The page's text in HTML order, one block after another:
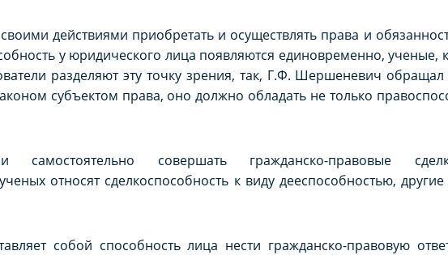
действиями приобретать и осуществлять права и
у юридического лица появляются единовременно, ученые,
разделяют эту точку зрения, так, Г.Ф. Шершеневич
субъектом права, оно должно обладать не только
самостоятельно совершать гражданско-правовые
относят сделкоспособность к виду дееспособностью,
собой способность лица нести гражданско-правовую